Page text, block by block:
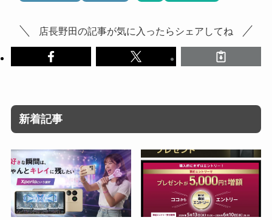
店長野田の記事が気に入ったらシェアしてね
新着記事